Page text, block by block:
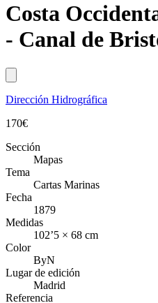
Costa
- Canal de
Dirección Hidrográfica
170€
Sección
Mapas
Tema
Cartas Marinas
Fecha
1879
Medidas
102’5 × 68 cm
Color
ByN
Lugar de edición
Madrid
Referencia